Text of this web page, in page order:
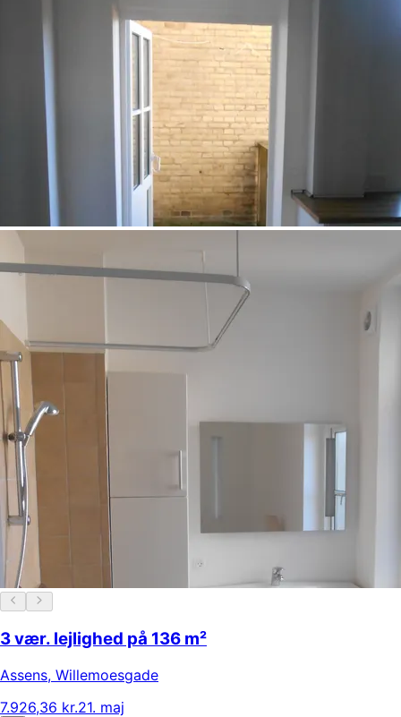
3 vær. lejlighed på 136 m²
Assens, Willemoesgade
7.926,36 kr.21. maj